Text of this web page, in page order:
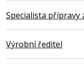
Specialista přípravy
Výrobní ředitel